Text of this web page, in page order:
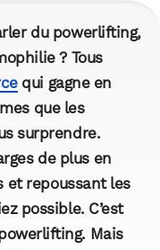
du powerlifting,
? Tous
qui gagne en
que les
surprendre.
de plus en
et repoussant les
possible. C’est
Mais